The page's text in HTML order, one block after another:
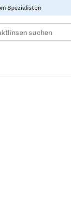
Spezialisten